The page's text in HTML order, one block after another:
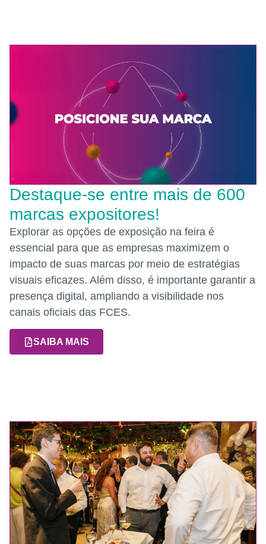
Destaque-se entre mais de 600
marcas expositores!
Explorar as opções de exposição na feira é
essencial para que as empresas maximizem o
impacto de suas marcas por meio de estratégias
visuais eficazes. Além disso, é importante garantir a
presença digital, ampliando a visibilidade nos
canais oficiais das FCES.
SAIBA MAIS